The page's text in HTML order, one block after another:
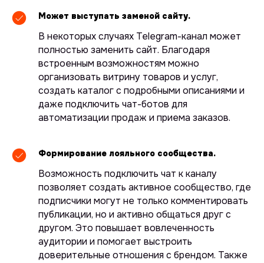
Может выступать заменой сайту.
В некоторых случаях Telegram-канал может
полностью заменить сайт. Благодаря
встроенным возможностям можно
организовать витрину товаров и услуг,
создать каталог с подробными описаниями и
даже подключить чат-ботов для
автоматизации продаж и приема заказов.
Формирование лояльного сообщества.
Возможность подключить чат к каналу
позволяет создать активное сообщество, где
подписчики могут не только комментировать
публикации, но и активно общаться друг с
другом. Это повышает вовлеченность
аудитории и помогает выстроить
доверительные отношения с брендом. Также